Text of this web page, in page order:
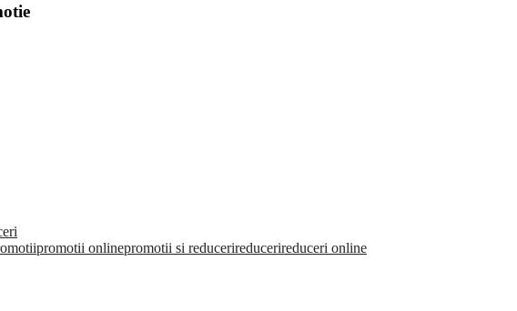
promotii onlinepromotii si reducerireducerireduceri online